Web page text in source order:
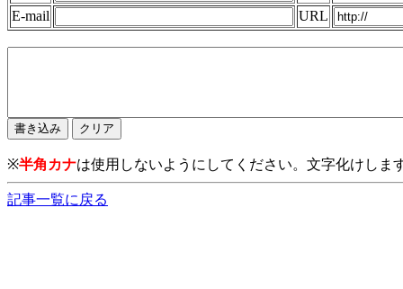
E-mail
URL
※半角カナは使用しないようにしてください。文字化けしま
記事一覧に戻る